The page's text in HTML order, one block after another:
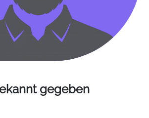
gegeben